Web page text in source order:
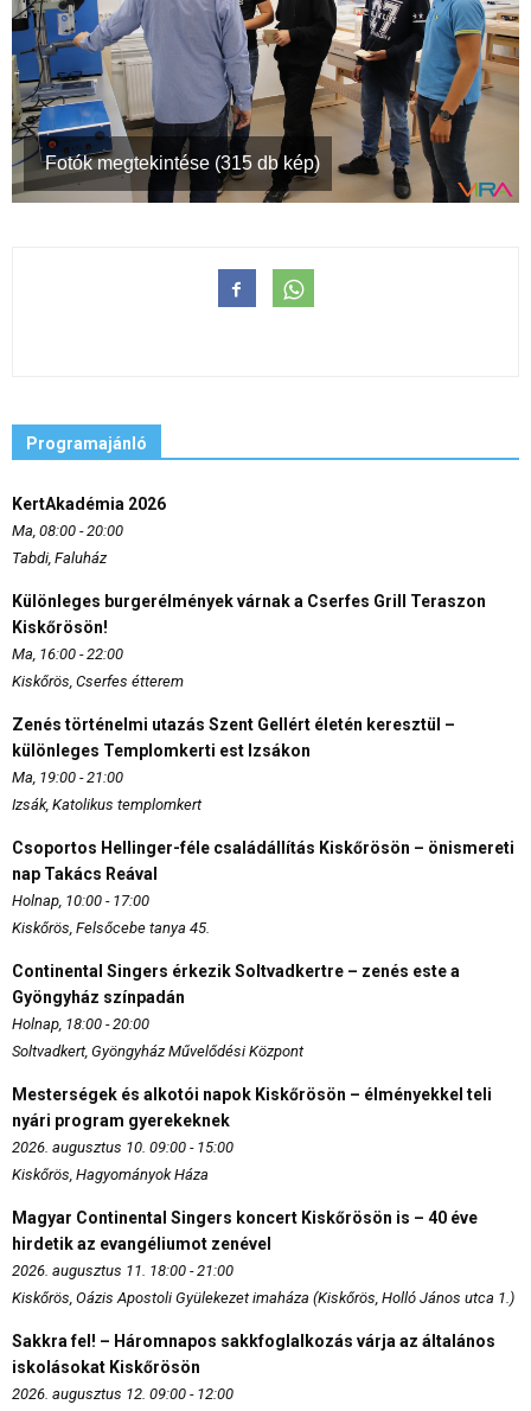
Fotók megtekintése (315 db kép)
Programajánló
KertAkadémia 2026
Ma, 08:00 - 20:00
Tabdi, Faluház
Különleges burgerélmények várnak a Cserfes Grill Teraszon
Kiskőrösön!
Ma, 16:00 - 22:00
Kiskőrös, Cserfes étterem
Zenés történelmi utazás Szent Gellért életén keresztül –
különleges Templomkerti est Izsákon
Ma, 19:00 - 21:00
Izsák, Katolikus templomkert
Csoportos Hellinger-féle családállítás Kiskőrösön – önismereti
nap Takács Reával
Holnap, 10:00 - 17:00
Kiskőrös, Felsőcebe tanya 45.
Continental Singers érkezik Soltvadkertre – zenés este a
Gyöngyház színpadán
Holnap, 18:00 - 20:00
Soltvadkert, Gyöngyház Művelődési Központ
Mesterségek és alkotói napok Kiskőrösön – élményekkel teli
nyári program gyerekeknek
2026. augusztus 10. 09:00 - 15:00
Kiskőrös, Hagyományok Háza
Magyar Continental Singers koncert Kiskőrösön is – 40 éve
hirdetik az evangéliumot zenével
2026. augusztus 11. 18:00 - 21:00
Kiskőrös, Oázis Apostoli Gyülekezet imaháza (Kiskőrös, Holló János utca 1.)
Sakkra fel! – Háromnapos sakkfoglalkozás várja az általános
iskolásokat Kiskőrösön
2026. augusztus 12. 09:00 - 12:00